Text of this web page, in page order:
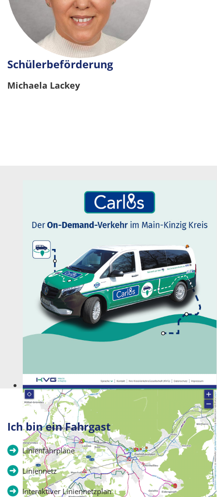
Schülerbeförderung
Michaela Lackey
Kommt wie gerufen!
Ich bin ein Fahrgast
Linienfahrpläne
Liniennetz
Interaktiver Liniennetzplan